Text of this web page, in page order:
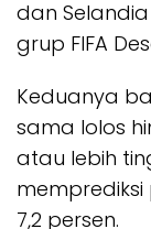
dan
grup FIFA
Keduanya
sama lolos
atau lebih
7,2 persen.